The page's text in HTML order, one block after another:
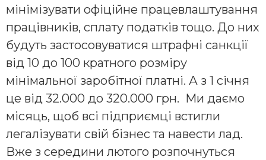
мінімізувати офіційне працевлаштування
працівників, сплату податків тощо. До них
будуть застосовуватися штрафні санкції
від 10 до 100 кратного розміру
мінімальної заробітної платні. А з 1 січня
це від 32.000 до 320.000 грн. Ми даємо
місяць, щоб всі підприємці встигли
легалізувати свій бізнес та навести лад.
Вже з середини лютого розпочнуться